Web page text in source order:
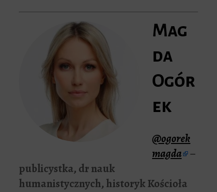
Mag
da
Ogór
ek
@ogorek
magda –
publicystka, dr nauk
humanistycznych, historyk Kościoła